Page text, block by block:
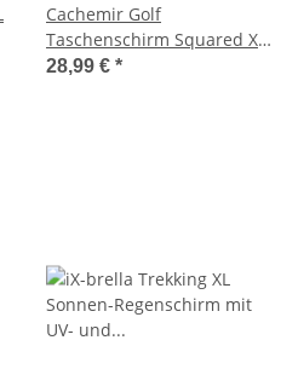
Cachemir Golf
Taschenschirm Squared XXL
Auf-Zu-Automatik mit
28,99 € *